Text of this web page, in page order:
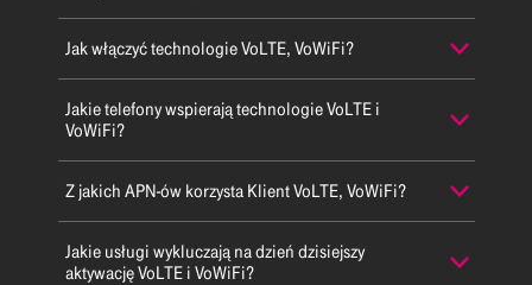
Jak włączyć technologie VoLTE, VoWiFi?
Jakie telefony wspierają technologie VoLTE i
VoWiFi?
Z jakich APN-ów korzysta Klient VoLTE, VoWiFi?
Jakie usługi wykluczają na dzień dzisiejszy
aktywację VoLTE i VoWiFi?